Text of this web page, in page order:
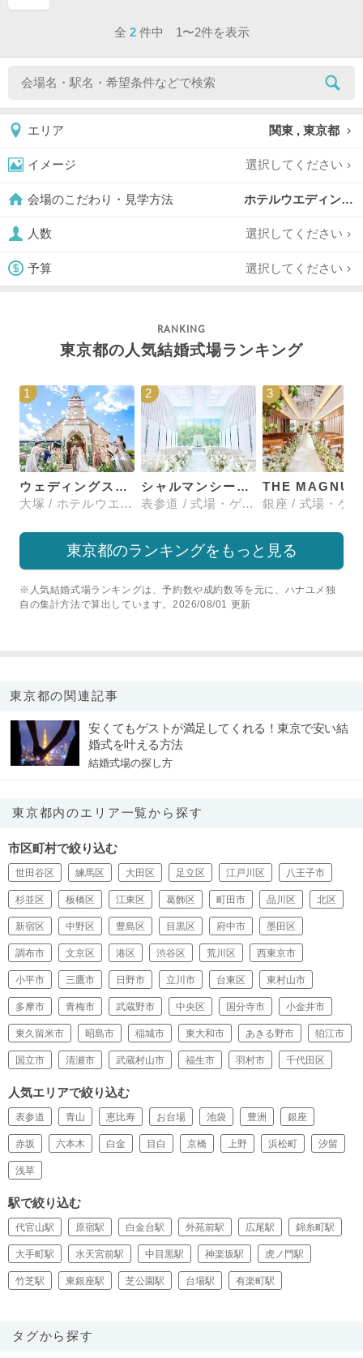
ページ目
全 2 件中 1〜2件を表示
エリア 関東 , 東京都
イメージ 選択してください
会場のこだわり・見学方法 ホテルウエディング,
人数 選択してください
予算 選択してください
東京都の人気結婚式場ランキング
1
ウェディングスホテル・ベルクラシック東京
大塚 / ホテルウエディング
2
シャルマンシーナTOKYO
表参道 / 式場・ゲストハウス
3
東京都のランキングをもっと見る
※人気結婚式場ランキングは、予約数や成約数等を元に、ハナユメ独
自の集計方法で算出しています。2026/08/01 更新
東京都の関連記事
安くてもゲストが満足してくれる！東京で安い結
婚式を叶える方法
結婚式場の探し方
東京都内のエリア一覧から探す
市区町村で絞り込む
世田谷区 練馬区 大田区 足立区 江戸川区 八王子市
杉並区 板橋区 江東区 葛飾区 町田市 品川区 北区
新宿区 中野区 豊島区 目黒区 府中市 墨田区
調布市 文京区 港区 渋谷区 荒川区 西東京市
小平市 三鷹市 日野市 立川市 台東区 東村山市
多摩市 青梅市 武蔵野市 中央区 国分寺市 小金井市
東久留米市 昭島市 稲城市 東大和市 あきる野市 狛江市
国立市 清瀬市 武蔵村山市 福生市 羽村市 千代田区
人気エリアで絞り込む
表参道 青山 恵比寿 お台場 池袋 豊洲 銀座
赤坂 六本木 白金 目白 京橋 上野 浜松町 汐留
浅草
駅で絞り込む
代官山駅 原宿駅 白金台駅 外苑前駅 広尾駅 錦糸町駅
大手町駅 水天宮前駅 中目黒駅 神楽坂駅 虎ノ門駅
竹芝駅 東銀座駅 芝公園駅 台場駅 有楽町駅
タグから探す